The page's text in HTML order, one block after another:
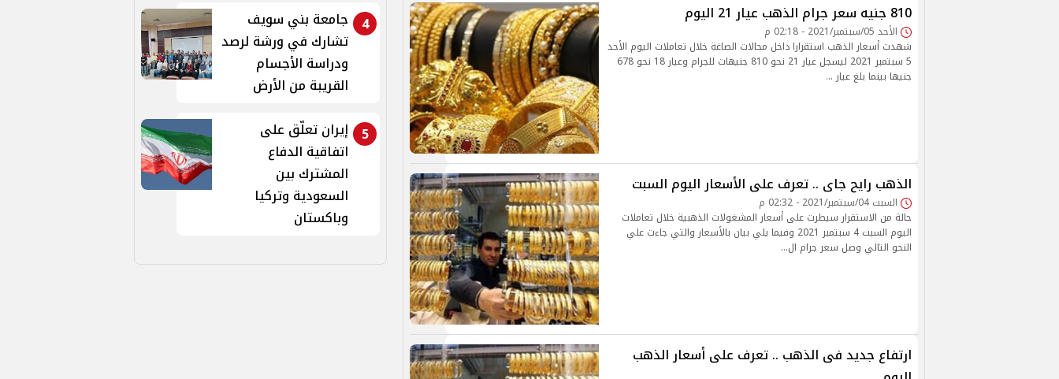
810 جنيه سعر جرام الذهب عيار 21 اليوم
الأحد 05/سبتمبر/2021 - 02:18 م
شهدت أسعار الذهب استقرارا داخل محالات الصاغة خلال تعاملات اليوم الأحد
5 سبتمبر 2021 ليسجل عيار 21 نحو 810 جنيهات للجرام وعيار 18 نحو 678
جنيها بينما بلغ عيار …
الذهب رايح جاى .. تعرف على الأسعار اليوم السبت
السبت 04/سبتمبر/2021 - 02:32 م
حالة من الاستقرار سيطرت على أسعار المشغولات الذهبية خلال تعاملات
اليوم السبت 4 سبتمبر 2021 وفيما يلي بيان بالأسعار والتي جاءت علي
النحو التالي وصل سعر جرام ال…
ارتفاع جديد فى الذهب .. تعرف على أسعار الذهب
4
جامعة بني سويف
تشارك في ورشة لرصد
ودراسة الأجسام
القريبة من الأرض
5
إيران تعلّق على
اتفاقية الدفاع
المشترك بين
السعودية وتركيا
وباكستان